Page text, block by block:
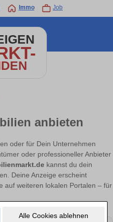
Alle Cookies ablehnen
Immo Job
anbieten
oder für Dein Unternehmen
oder professioneller Anbieter
kannst du dein
Deine Anzeige erscheint
auf weiteren lokalen Portalen – für